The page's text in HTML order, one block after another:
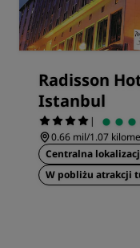
Radisson
Istanbul
|
0.66 mil/1.07
Centralna
W pobliżu atrakcji